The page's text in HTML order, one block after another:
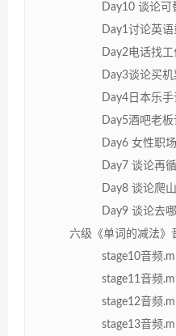
Day10 谈论可
Day1讨论英
Day2电话找
Day3谈论买
Day4日本乐
Day5酒吧老
Day6 女性职
Day7 谈论再
Day8 谈论爬
Day9 谈论去
六级《单词的减法》
stage10音频
stage11音频
stage12音频
stage13音频